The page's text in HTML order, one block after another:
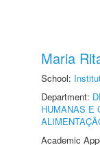
Maria
School:
Department:
HUMANAS E
Academic